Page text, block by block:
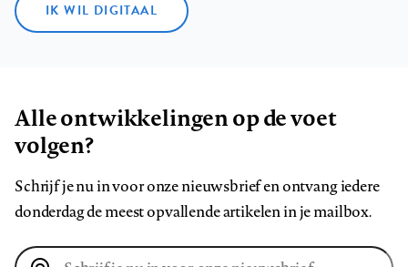
IK WIL DIGITAAL
Alle ontwikkelingen op de voet
volgen?
Schrijf je nu in voor onze nieuwsbrief en ontvang iedere
donderdag de meest opvallende artikelen in je mailbox.